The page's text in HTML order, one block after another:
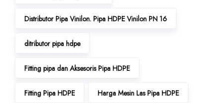
Distributor Pipa Vinilon. Pipa HDPE Vinilon PN 16
ditributor pipa hdpe
Fitting pipa dan Aksesoris Pipa HDPE
Fitting Pipa HDPE Harga Mesin Las Pipa HDPE